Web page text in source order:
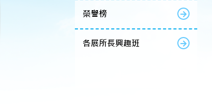
榮譽榜
各展所長興趣班